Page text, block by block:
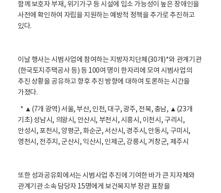
함께 보호자 부재, 위기가구 등 시설에 입소 가능성이 높은 장애인을
사전에 확인하여 자립을 지원하는 예방적 정책을 추가로 추진하고
있다.
이날 행사는 시범사업에 참여하는 지방자치단체(30개)*와 관계기관
(한국토지주택공사 등) 등 100여 명이 한자리에 모여 시범사업의
추진 상황을 공유하고 향후 추진 방향에 대하여 토론하는 시간을
가졌다.
* ▲(7개 광역) 서울, 부산, 인천, 대구, 광주, 전북, 충남, ▲(23개
기초) 성남시, 의왕시, 안산시, 부천시, 시흥시, 이천시, 구리시,
안성시, 포천시, 양평군, 화순군, 서산시, 경주시, 안동시, 구미시,
영천시, 전주지, 군산시, 익산시, 인제군, 강릉시, 거창군, 제주시
또한 성과공유회에서는 시범사업 추진에 기여한 바가 큰 지자체와
관계기관 소속 담당자 15명에게 보건복지부 장관 표창을